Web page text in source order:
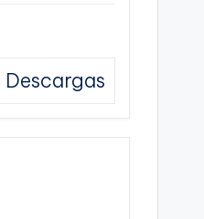
Descargas